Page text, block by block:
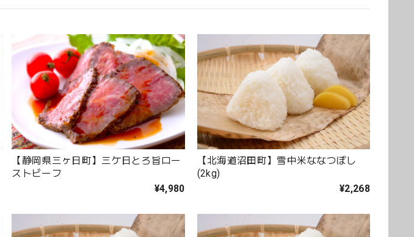
【静岡県三ヶ日町】三ケ日とろ旨ロー
ストビーフ
¥4,980
【北海道沼田町】雪中米ななつぼし
(2kg)
¥2,268